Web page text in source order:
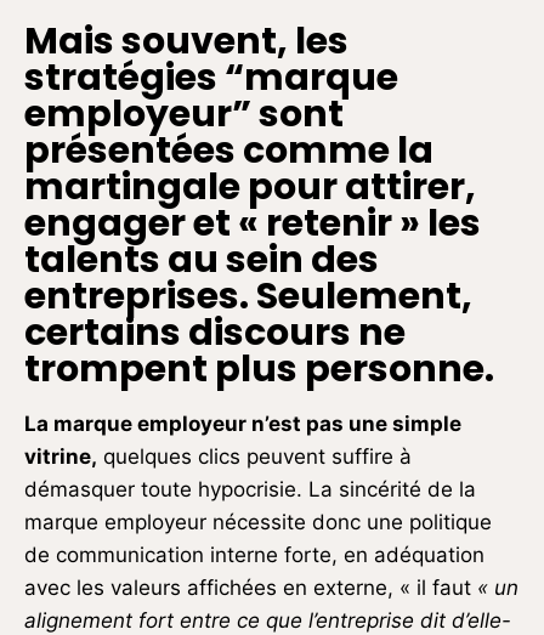
Mais souvent, les
stratégies “marque
employeur” sont
présentées comme la
martingale pour attirer,
engager et « retenir » les
talents au sein des
entreprises. Seulement,
certains discours ne
trompent plus personne.
La marque employeur n’est pas une simple
vitrine, quelques clics peuvent suffire à
démasquer toute hypocrisie. La sincérité de la
marque employeur nécessite donc une politique
de communication interne forte, en adéquation
avec les valeurs affichées en externe, « il faut « un
alignement fort entre ce que l’entreprise dit d’elle-